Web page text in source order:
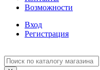
Возможности
Вход
Регистрация